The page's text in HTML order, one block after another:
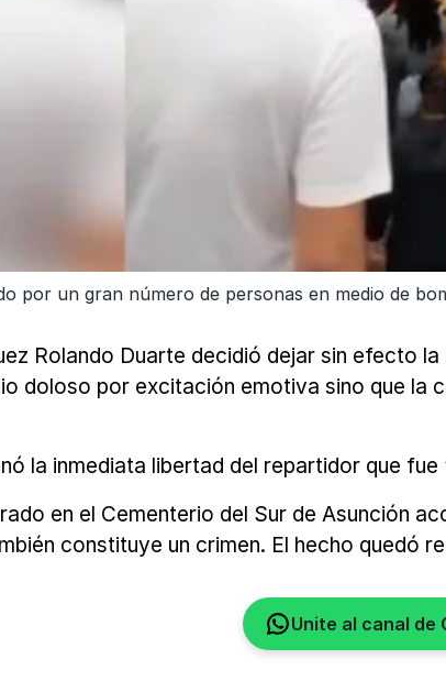
por un gran número de personas en medio de
Rolando Duarte decidió dejar sin efecto
doloso por excitación emotiva sino que la
la inmediata libertad del repartidor que
en el Cementerio del Sur de Asunción
constituye un crimen. El hecho
Unite al canal de